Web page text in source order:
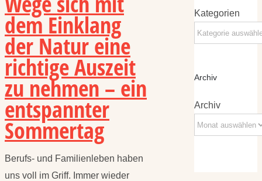
dem Einklang
der Natur eine
richtige Auszeit
zu nehmen – ein
entspannter
Sommertag
Berufs- und Familienleben haben
uns voll im Griff. Immer wieder
Kategorien
Archiv
Archiv